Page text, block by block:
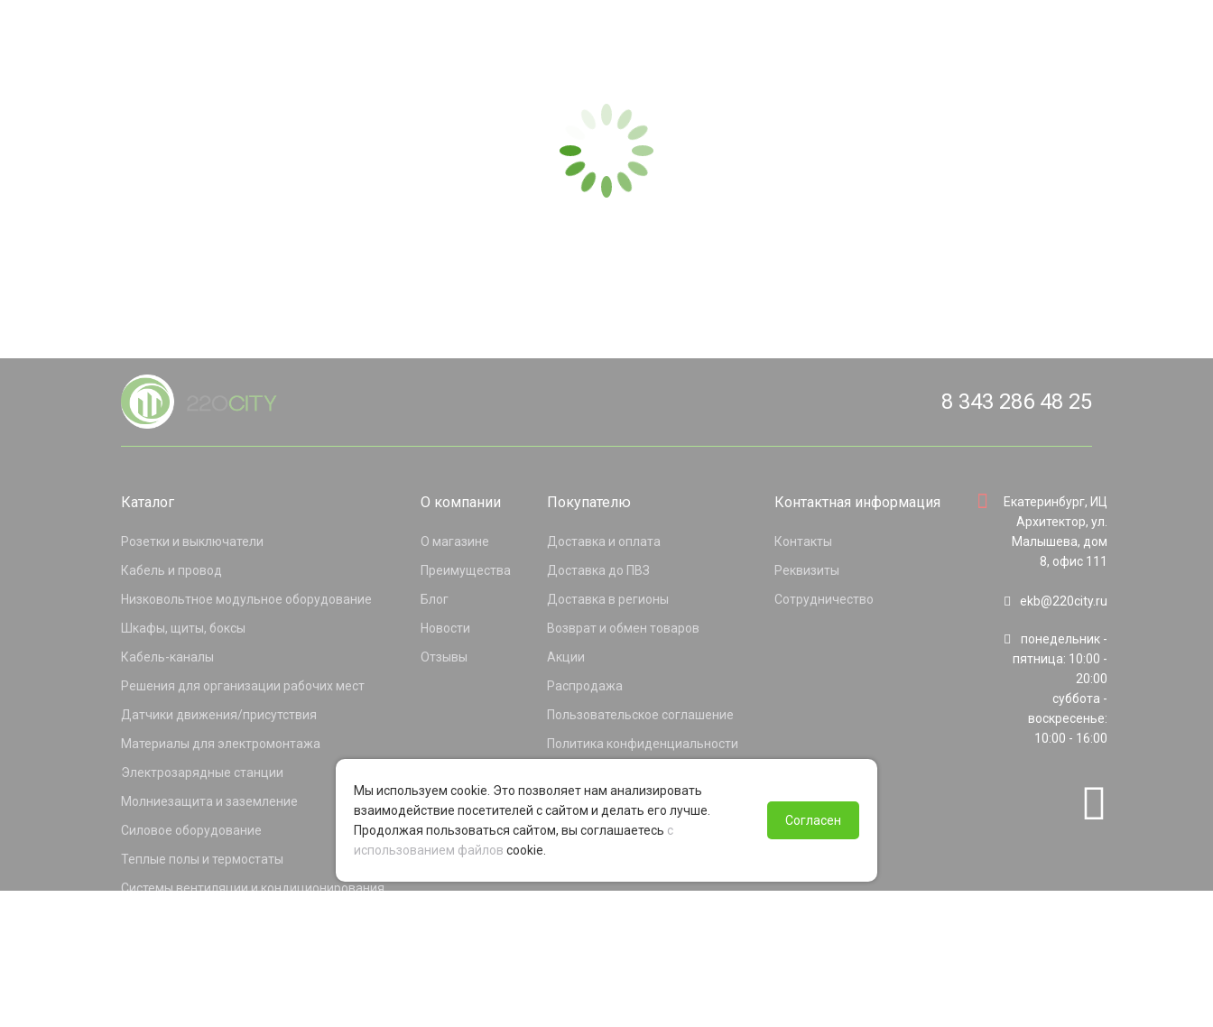
8 343 286 48 25
Каталог
Розетки и выключатели
Кабель и провод
Низковольтное модульное оборудование
Шкафы, щиты, боксы
Кабель-каналы
Решения для организации рабочих мест
Датчики движения/присутствия
Материалы для электромонтажа
Электрозарядные станции
Молниезащита и заземление
Силовое оборудование
Теплые полы и термостаты
Системы вентиляции и кондиционирования
О компании
О магазине
Преимущества
Блог
Новости
Отзывы
Покупателю
Доставка и оплата
Доставка до ПВЗ
Доставка в регионы
Возврат и обмен товаров
Акции
Распродажа
Пользовательское соглашение
Политика конфиденциальности
Программа лояльности
Контактная информация
Контакты
Реквизиты
Сотрудничество
Екатеринбург, ИЦ
Архитектор, ул.
Малышева, дом
8, офис 111
ekb@220city.ru
понедельник -
пятница: 10:00 -
20:00
суббота -
воскресенье:
10:00 - 16:00
Мы используем cookie. Это позволяет нам анализировать
взаимодействие посетителей с сайтом и делать его лучше.
Продолжая пользоваться сайтом, вы соглашаетесь с
использованием файлов cookie.
Согласен